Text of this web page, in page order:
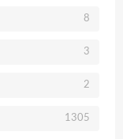
8
3
2
1305